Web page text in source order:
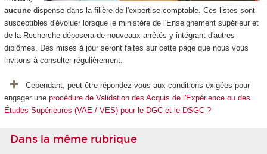
aucunedispense dans la filière de l'expertise comptable. Ces listes sont
susceptibles d'évoluer lorsque le ministère de l'Enseignement supérieur et
de la Recherche déposera de nouveaux arrêtés y intégrant d'autres
diplômes. Des mises à jour seront faites sur cette page que nous vous
invitons à consulter régulièrement.
Cependant, peut-être répondez-vous aux conditions exigées pour
engager une procédure de Validation des Acquis de l'Expérience ou des
Études Supérieures (VAE / VES) pour le DGC et le DSGC ?
Dans la même rubrique